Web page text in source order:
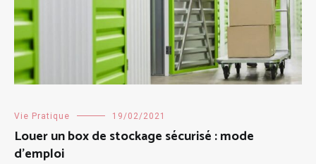
Vie Pratique 19/02/2021
Louer un box de stockage sécurisé : mode
d’emploi